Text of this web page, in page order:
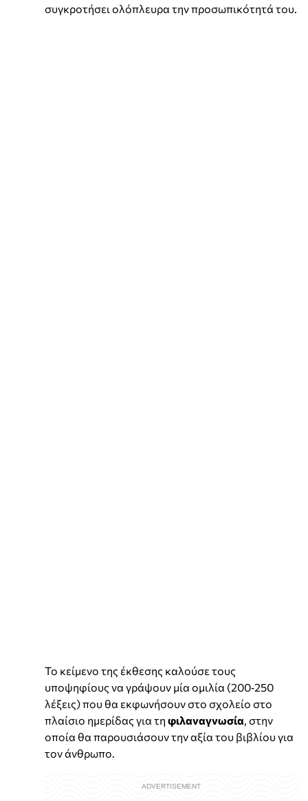
συγκροτήσει ολόπλευρα την προσωπικότητά του.
Το κείμενο της έκθεσης καλούσε τους
υποψηφίους να γράψουν μία ομιλία (200‐250
λέξεις) που θα εκφωνήσουν στο σχολείο στο
πλαίσιο ημερίδας για τη φιλαναγνωσία, στην
οποία θα παρουσιάσουν την αξία του βιβλίου για
τον άνθρωπο.